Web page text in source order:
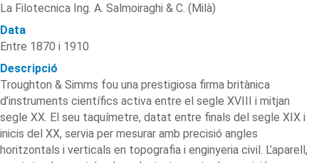
La Filotecnica Ing. A. Salmoiraghi & C. (Milà)
Data
Entre 1870 i 1910
Descripció
Troughton & Simms fou una prestigiosa firma britànica
d’instruments científics activa entre el segle XVIII i mitjan
segle XX. El seu taquímetre, datat entre finals del segle XIX i
inicis del XX, servia per mesurar amb precisió angles
horitzontals i verticals en topografia i enginyeria civil. L’aparell,